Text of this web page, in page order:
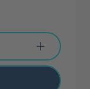
benutze die